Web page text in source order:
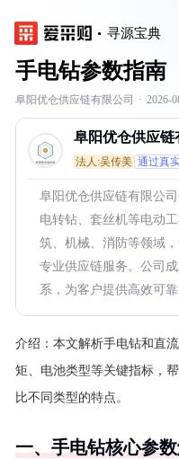
寻源宝典
手电钻参数指南
阜阳优仓供应链有限公司 · 2026-
阜阳优仓供应链
法人:吴传美 通过真
阜阳优仓供应链有限公
电转钻、套丝机等电动
筑、机械、消防等领域
专业供应链服务。公司
系，为客户提供高效可
介绍： 本文解析手电钻和直
矩、电池类型等关键指标，
比不同类型的特点。
一、手电钻核心参